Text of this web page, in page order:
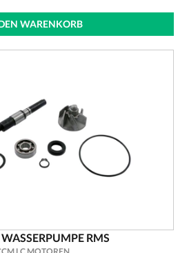
WARENKORB
RMS